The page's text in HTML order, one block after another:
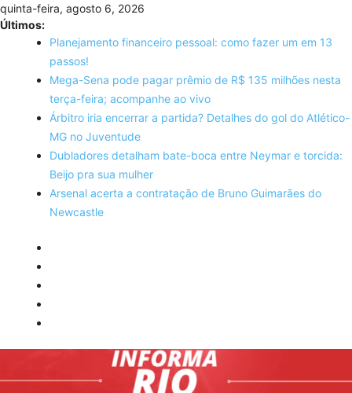
Skip
to
content
quinta-feira, agosto 6, 2026
Últimos:
Planejamento financeiro pessoal: como fazer um em 13
passos!
Mega-Sena pode pagar prêmio de R$ 135 milhões nesta
terça-feira; acompanhe ao vivo
Árbitro iria encerrar a partida? Detalhes do gol do Atlético-
MG no Juventude
Dubladores detalham bate-boca entre Neymar e torcida:
Beijo pra sua mulher
Arsenal acerta a contratação de Bruno Guimarães do
Newcastle